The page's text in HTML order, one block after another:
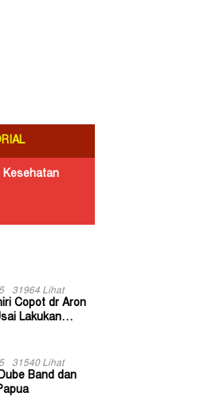
Kesehatan
31964 Lihat
Copot dr Aron
Lakukan
31540 Lihat
Band dan